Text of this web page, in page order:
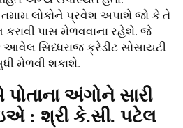
લોકોને પ્રવેશ અપાશે જો કે તે
પાસ મેળવવાના રહેશે. જે
સિધ્ધરાજ ક્રેડીટ સોસાયટી
મેળવી શકાશે.
અંગોને સારી
: શ્રી કે.સી. પટેલ